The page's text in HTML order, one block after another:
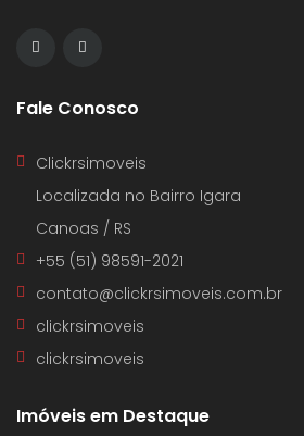
Fale Conosco
Clickrsimoveis
Localizada no Bairro Igara
Canoas / RS
+55 (51) 98591-2021
contato@clickrsimoveis.com.br
clickrsimoveis
clickrsimoveis
Imóveis em Destaque